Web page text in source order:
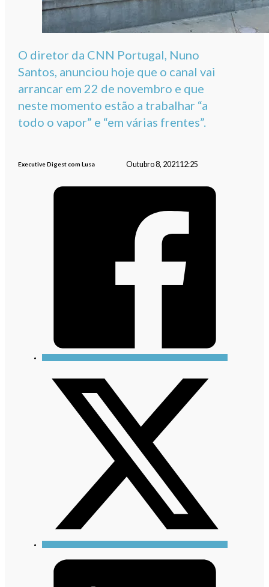
O diretor da CNN Portugal, Nuno
Santos, anunciou hoje que o canal vai
arrancar em 22 de novembro e que
neste momento estão a trabalhar “a
todo o vapor” e “em várias frentes”.
Executive Digest com Lusa Outubro 8, 2021 12:25